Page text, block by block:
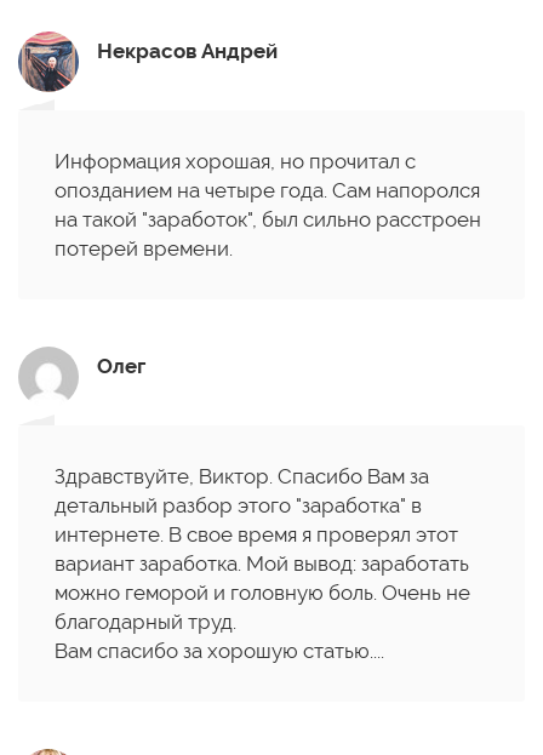
Некрасов Андрей
Информация хорошая, но прочитал с
опозданием на четыре года. Сам напоролся
на такой "заработок", был сильно расстроен
потерей времени.
Олег
Здравствуйте, Виктор. Спасибо Вам за
детальный разбор этого "заработка" в
интернете. В свое время я проверял этот
вариант заработка. Мой вывод: заработать
можно геморой и головную боль. Очень не
благодарный труд.
Вам спасибо за хорошую статью....